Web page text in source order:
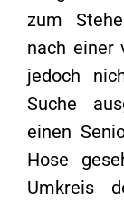
zum
nach einer
jedoch
Suche
einen
Hose
Umkreis